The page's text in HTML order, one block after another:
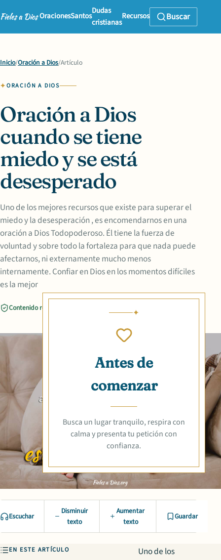
OracionesSantos
Dudas
cristianas
Recursos Buscar
Inicio/Oración a Dios/Artículo
ORACIÓN A DIOS
Oración a Dios
cuando se tiene
miedo y se está
desesperado
Uno de los mejores recursos que existe para superar el
miedo y la desesperación , es encomendarnos en una
oración a Dios Todopoderoso. Él tiene la fuerza de
voluntad y sobre todo la fortaleza para que nada puede
afectarnos, ni externamente mucho menos
internamente. Confiar en Dios en los momentos difíciles
es la mejor
Contenido revisado
Antes de
comenzar
Busca un lugar tranquilo, respira con
calma y presenta tu petición con
confianza.
Escuchar
Disminuir
texto
Aumentar
texto
Guardar
EN ESTE ARTÍCULO
Uno de los